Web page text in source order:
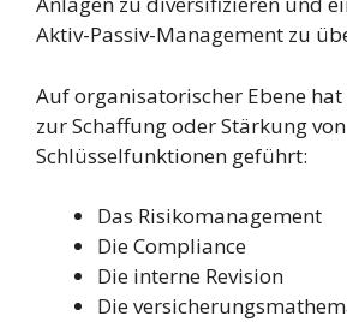
Aktiv-Passiv-Management zu
Auf organisatorischer Ebene hat
zur Schaffung oder Stärkung von
Schlüsselfunktionen geführt:
Das Risikomanagement
Die Compliance
Die interne Revision
Die